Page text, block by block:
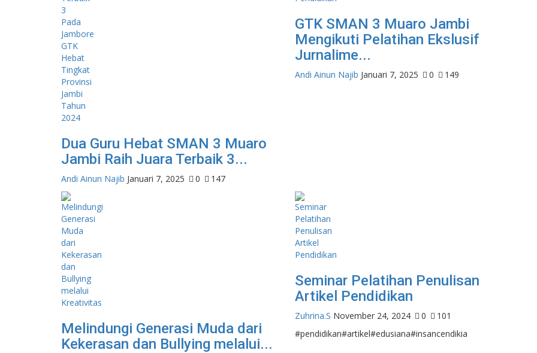
Dua Guru Hebat SMAN 3 Muaro
Jambi Raih Juara Terbaik 3...
Andi Ainun Najib Januari 7, 2025 0 147
GTK SMAN 3 Muaro Jambi
Mengikuti Pelatihan Ekslusif
Jurnalime...
Andi Ainun Najib Januari 7, 2025 0 149
Melindungi Generasi Muda dari
Kekerasan dan Bullying melalui...
Seminar Pelatihan Penulisan
Artikel Pendidikan
Zuhrina.S November 24, 2024 0
101
#pendidikan#artikel#edusiana#insancendikia